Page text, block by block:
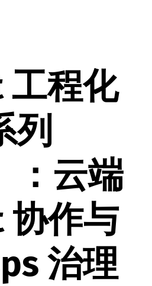
工程化
列
：云端
协作与
治理